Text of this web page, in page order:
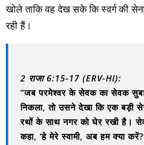
खोले ताकि वह देख सके कि स्वर्ग की
रही हैं।
2 राजा 6:15-17 (ERV-HI):
“जब परमेश्‍वर के सेवक का सेवक
निकला, तो उसने देखा कि एक बड़ी
रथों के साथ नगर को घेर रखी है।
कहा, ‘हे मेरे स्वामी, अब हम क्या